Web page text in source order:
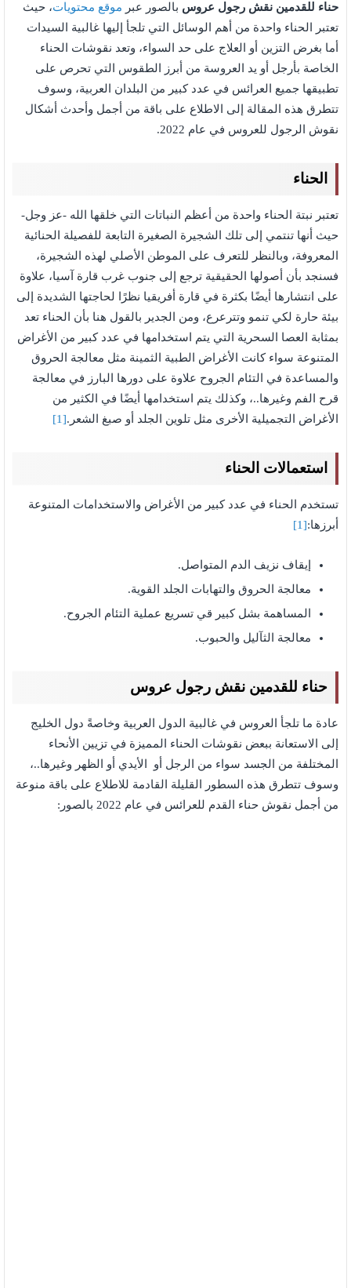
حناء للقدمين نقش رجول عروس بالصور عبر موقع محتويات، حيث
تعتبر الحناء واحدة من أهم الوسائل التي تلجأ إليها غالبية السيدات
أما بغرض التزين أو العلاج على حد السواء، وتعد نقوشات الحناء
الخاصة بأرجل أو يد العروسة من أبرز الطقوس التي تحرص على
تطبيقها جميع العرائس في عدد كبير من البلدان العربية، وسوف
تتطرق هذه المقالة إلى الاطلاع على باقة من أجمل وأحدث أشكال
نقوش الرجول للعروس في عام 2022.
الحناء
تعتبر نبتة الحناء واحدة من أعظم النباتات التي خلقها الله -عز وجل-
حيث أنها تنتمي إلى تلك الشجيرة الصغيرة التابعة للفصيلة الحنائية
المعروفة، وبالنظر للتعرف على الموطن الأصلي لهذه الشجيرة،
فسنجد بأن أصولها الحقيقية ترجع إلى جنوب غرب قارة آسيا، علاوة
على انتشارها أيضًا بكثرة في قارة أفريقيا نظرًا لحاجتها الشديدة إلى
بيئة حارة لكي تنمو وتترعرع، ومن الجدير بالقول هنا بأن الحناء تعد
بمثابة العصا السحرية التي يتم استخدامها في عدد كبير من الأغراض
المتنوعة سواء كانت الأغراض الطبية الثمينة مثل معالجة الحروق
والمساعدة في التئام الجروح علاوة على دورها البارز في معالجة
قرح الفم وغيرها..، وكذلك يتم استخدامها أيضًا في الكثير من
الأغراض التجميلية الأخرى مثل تلوين الجلد أو صبغ الشعر.[1]
استعمالات الحناء
تستخدم الحناء في عدد كبير من الأغراض والاستخدامات المتنوعة
أبرزها:[1]
إيقاف نزيف الدم المتواصل.
معالجة الحروق والتهابات الجلد القوية.
المساهمة بشل كبير قي تسريع عملية التئام الجروح.
معالجة الثآليل والحبوب.
حناء للقدمين نقش رجول عروس
عادة ما تلجأ العروس في غالبية الدول العربية وخاصةً دول الخليج
إلى الاستعانة ببعض نقوشات الحناء المميزة في تزيين الأنحاء
المختلفة من الجسد سواء من الرجل أو الأيدي أو الظهر وغيرها..،
وسوف تتطرق هذه السطور القليلة القادمة للاطلاع على باقة منوعة
من أجمل نقوش حناء القدم للعرائس في عام 2022 بالصور: